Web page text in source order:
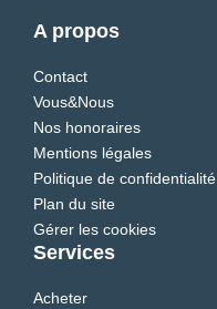
A propos
Contact
Vous&Nous
Nos honoraires
Mentions légales
Politique de confidentialité
Plan du site
Gérer les cookies
Services
Acheter